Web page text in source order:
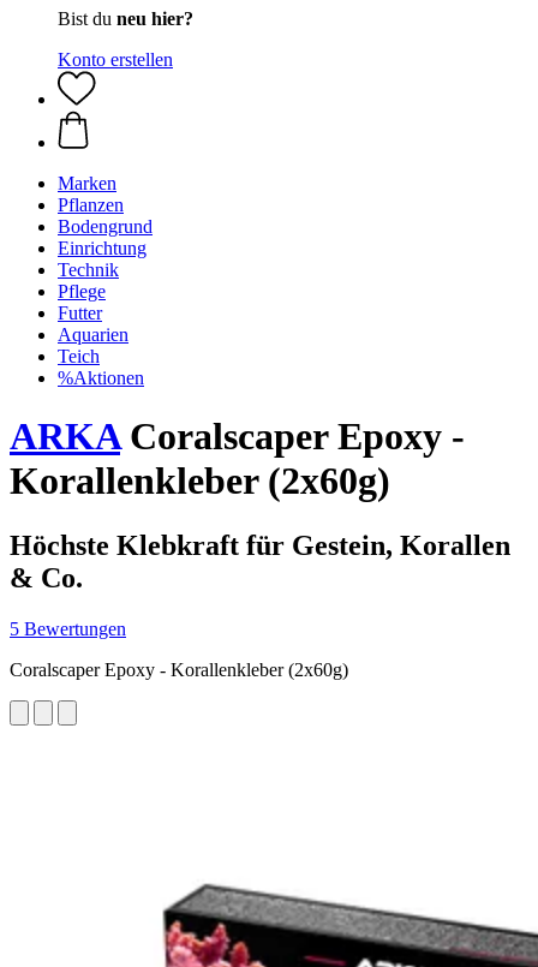
Bist du neu hier?
Konto erstellen
Marken
Pflanzen
Bodengrund
Einrichtung
Technik
Pflege
Futter
Aquarien
Teich
%Aktionen
ARKACoralscaper Epoxy -
Korallenkleber (2x60g)
Höchste Klebkraft für Gestein, Korallen
& Co.
5 Bewertungen
Coralscaper Epoxy - Korallenkleber (2x60g)